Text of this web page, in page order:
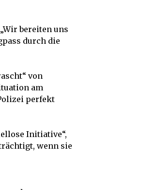
bereiten uns
durch die
von
am
perfekt
Initiative“,
wenn sie